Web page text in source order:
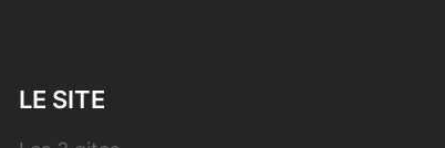
LE SITE